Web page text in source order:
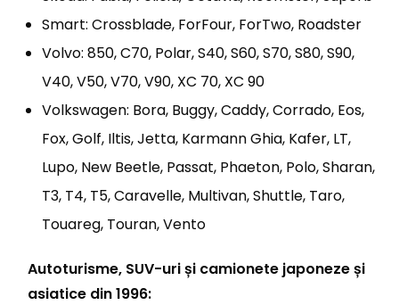
Smart: Crossblade, ForFour, ForTwo, Roadster
Volvo: 850, C70, Polar, S40, S60, S70, S80, S90,
V40, V50, V70, V90, XC 70, XC 90
Volkswagen: Bora, Buggy, Caddy, Corrado, Eos,
Fox, Golf, Iltis, Jetta, Karmann Ghia, Kafer, LT,
Lupo, New Beetle, Passat, Phaeton, Polo, Sharan,
T3, T4, T5, Caravelle, Multivan, Shuttle, Taro,
Touareg, Touran, Vento
Autoturisme, SUV-uri și camionete japoneze și
asiatice din 1996: